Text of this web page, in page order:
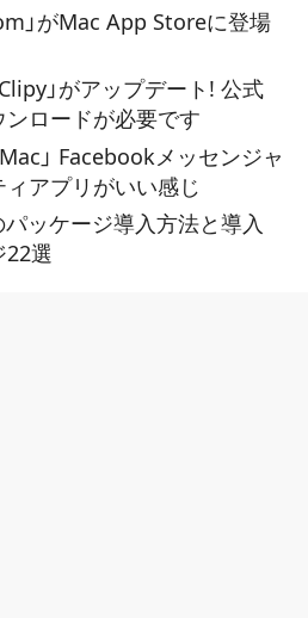
」がMac App Storeに登場
」がアップデート! 公式
ロードが必要です
」 Facebookメッセンジャ
アプリがいい感じ
ッケージ導入方法と導入
選